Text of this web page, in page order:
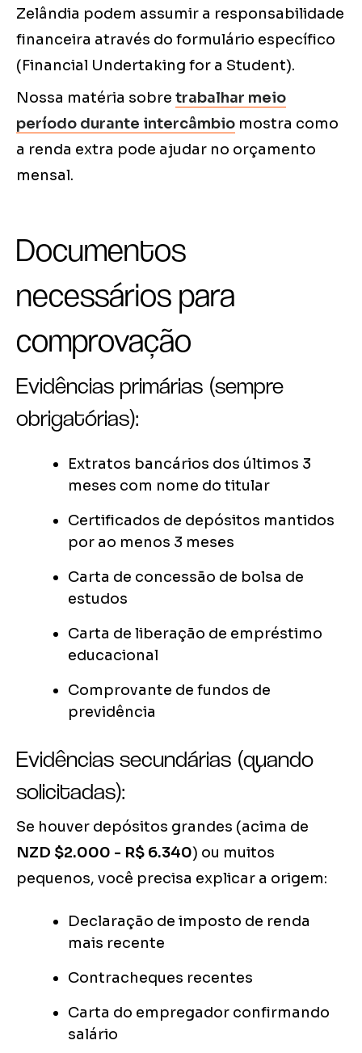
Zelândia podem assumir a responsabilidade
financeira através do formulário específico
(Financial Undertaking for a Student).
Nossa matéria sobre trabalhar meio
período durante intercâmbio mostra como
a renda extra pode ajudar no orçamento
mensal.
Documentos
necessários para
comprovação
Evidências primárias (sempre
obrigatórias):
Extratos bancários dos últimos 3
meses com nome do titular
Certificados de depósitos mantidos
por ao menos 3 meses
Carta de concessão de bolsa de
estudos
Carta de liberação de empréstimo
educacional
Comprovante de fundos de
previdência
Evidências secundárias (quando
solicitadas):
Se houver depósitos grandes (acima de
NZD $2.000 - R$ 6.340) ou muitos
pequenos, você precisa explicar a origem:
Declaração de imposto de renda
mais recente
Contracheques recentes
Carta do empregador confirmando
salário